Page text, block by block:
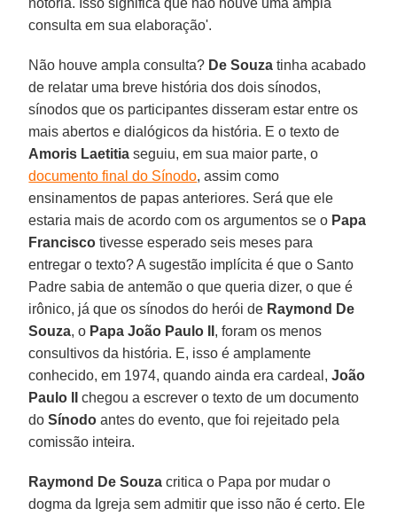
consulta em sua elaboração'.
Não houve ampla consulta? De Souza tinha acabado
de relatar uma breve história dos dois sínodos,
sínodos que os participantes disseram estar entre os
mais abertos e dialógicos da história. E o texto de
Amoris Laetitia seguiu, em sua maior parte, o
documento final do Sínodo, assim como
ensinamentos de papas anteriores. Será que ele
estaria mais de acordo com os argumentos se o Papa
Francisco tivesse esperado seis meses para
entregar o texto? A sugestão implícita é que o Santo
Padre sabia de antemão o que queria dizer, o que é
irônico, já que os sínodos do herói de Raymond De
Souza, o Papa João Paulo II , foram os menos
consultivos da história. E, isso é amplamente
conhecido, em 1974, quando ainda era cardeal,João
Paulo II
chegou a escrever o texto de um documento
doSínodo antes do evento, que foi rejeitado pela
comissão inteira.
Raymond De Souza critica o Papa por mudar o
dogma da Igreja sem admitir que isso não é certo. Ele